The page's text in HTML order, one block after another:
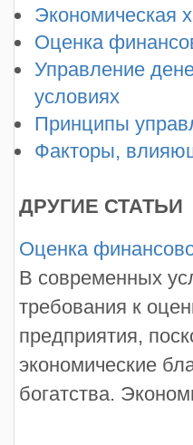
Экономическая
Оценка
Управление
условиях
Принципы
Факторы,
ДРУГИЕ СТАТЬИ
Оценка
В современных
требования к
предприятия,
экономические
богатства.